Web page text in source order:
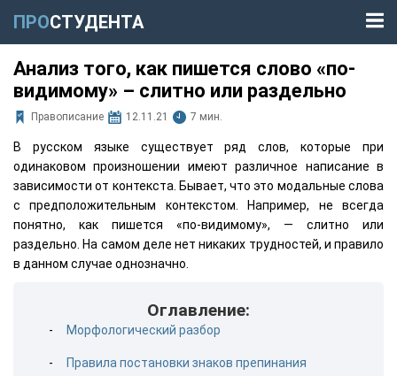
ПРОСТУДЕНТА
Анализ того, как пишется слово «по-
видимому» – слитно или раздельно
Правописание 12.11.21 7 мин.
В русском языке существует ряд слов, которые при
одинаковом произношении имеют различное написание в
зависимости от контекста. Бывает, что это модальные слова
с предположительным контекстом. Например, не всегда
понятно, как пишется «по-видимому», — слитно или
раздельно. На самом деле нет никаких трудностей, и правило
в данном случае однозначно.
Оглавление:
Морфологический разбор
Правила постановки знаков препинания